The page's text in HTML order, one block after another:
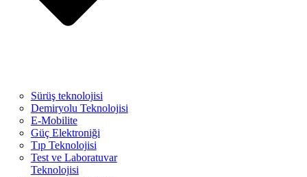
Sürüş teknolojisi
Demiryolu Teknolojisi
E-Mobilite
Güç Elektroniği
Tıp Teknolojisi
Test ve Laboratuvar
Teknolojisi